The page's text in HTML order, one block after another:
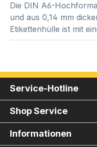
Die DIN A6-
und aus 0,14 mm
Etikettenhülle ist mit
Service-Hotline
Shop Service
Informationen